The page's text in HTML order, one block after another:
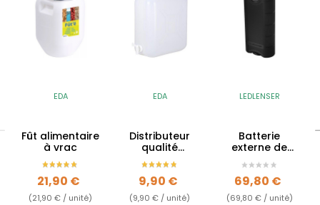
EDA
Fût alimentaire
à vrac
Prix
21,90 €
(21,90 € / unité)
EDA
Distributeur
qualité
alimentaire -
Jerrican
Prix
9,90 €
(9,90 € / unité)
LEDLENSER
Batterie
externe de
Powerbank
Flex 10 - 9000
mAh
Prix
69,80 €
(69,80 € / unité)